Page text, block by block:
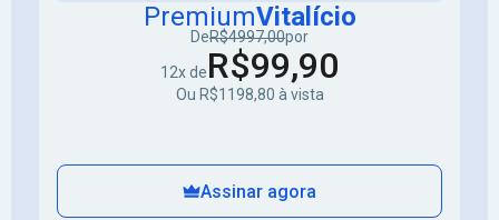
PremiumVitalício
DeR$4997,00por
12x deR$99,90
Ou R$1198,80 à vista
Assinar agora